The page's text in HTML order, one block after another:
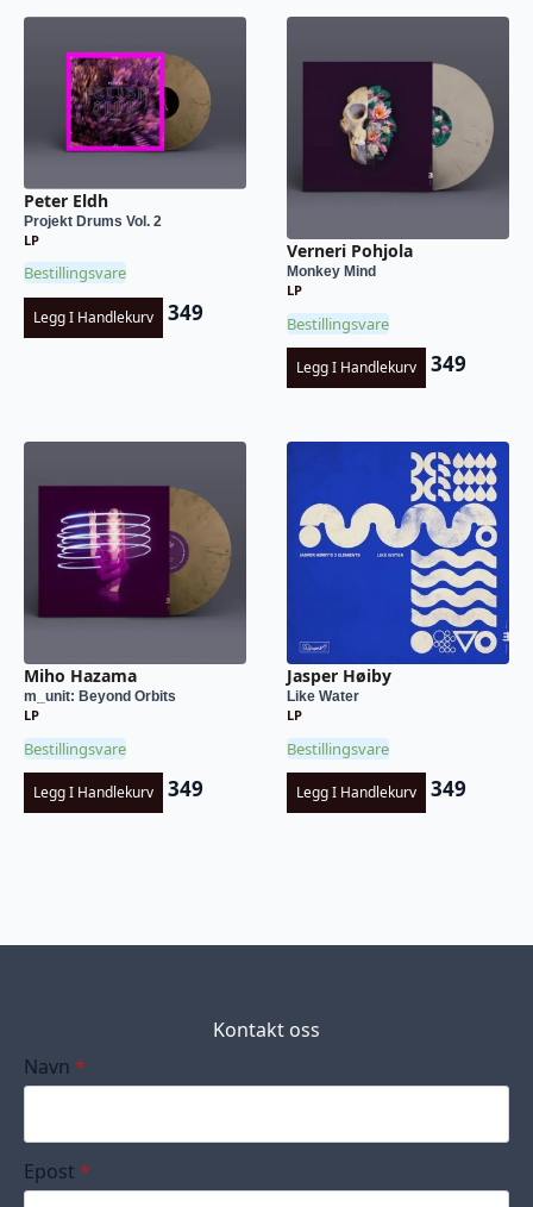
Peter Eldh
Projekt Drums Vol. 2
LP
Bestillingsvare
Legg I Handlekurv 349
Verneri Pohjola
Monkey Mind
LP
Bestillingsvare
Legg I Handlekurv 349
Miho Hazama
m_unit: Beyond Orbits
LP
Bestillingsvare
Legg I Handlekurv 349
Jasper Høiby
Like Water
LP
Bestillingsvare
Legg I Handlekurv 349
Kontakt oss
Navn *
Epost *